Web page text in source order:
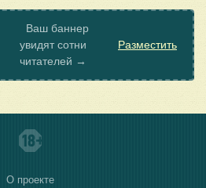
Ваш баннер
увидят сотни
читателей →
Разместить
О проекте